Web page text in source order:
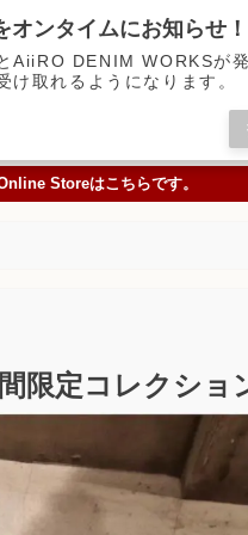
お買い物
ONLINE
Storeはこちらです。
限定コレクショ
オンタイムにお知らせ！
AiiRO DENIM WORKSが
け取れるようになります。